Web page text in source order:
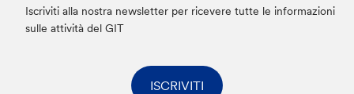
Iscriviti alla nostra newsletter per ricevere tutte le informazioni
sulle attività del GIT
ISCRIVITI